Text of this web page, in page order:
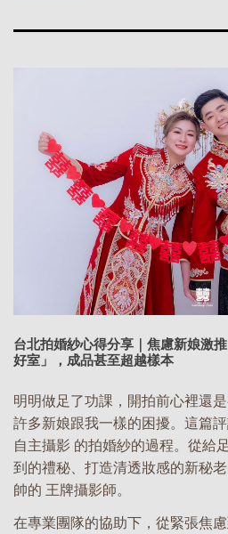
台北拍婚紗心得分享｜焦慮新娘激
好室」，成品甚至超越樣本
明明做足了功課，開拍前心裡還
許多新娘跟我一樣的困擾。這篇
自主攝影 的拍婚紗的過程。從給
到的禮秘、打造清透妝感的新秘
帥的 王牌攝影師。
在專業團隊的協助下，從緊張焦